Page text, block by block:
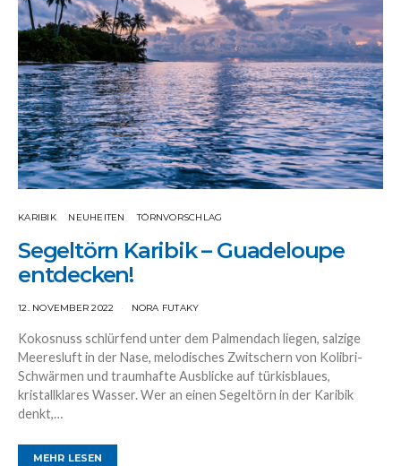
KARIBIK NEUHEITEN TÖRNVORSCHLAG
Segeltörn Karibik – Guadeloupe
entdecken!
12. NOVEMBER 2022 NORA FUTAKY
Kokosnuss schlürfend unter dem Palmendach liegen, salzige
Meeresluft in der Nase, melodisches Zwitschern von Kolibri-
Schwärmen und traumhafte Ausblicke auf türkisblaues,
kristallklares Wasser. Wer an einen Segeltörn in der Karibik
denkt,…
MEHR LESEN